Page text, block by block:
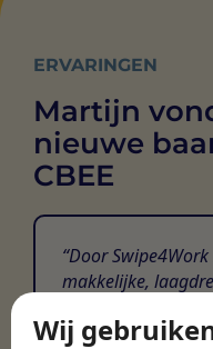
Wij
ERVARINGEN
Martijn
nieuwe
CBEE
Door
makkelijke,
veel nieuwe